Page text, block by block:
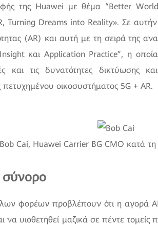
της Huawei με θέμα “Better
Turning Dreams into Reality». Σε
(AR) και αυτή με τη σειρά της
και Application Practice”, η
και τις δυνατότητες δικτύωσης
οικοσυστήματος 5G + AR.
Cai, Huawei Carrier BG CMO κατά τη
σύνορο
φορέων προβλέπουν ότι η αγορά
υιοθετηθεί μαζικά σε πέντε τομείς